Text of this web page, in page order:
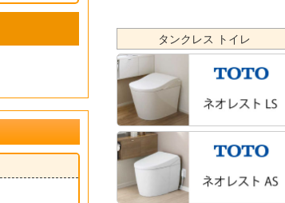
タンクレス トイレ